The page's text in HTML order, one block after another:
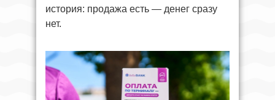
история: продажа есть — денег сразу
нет.